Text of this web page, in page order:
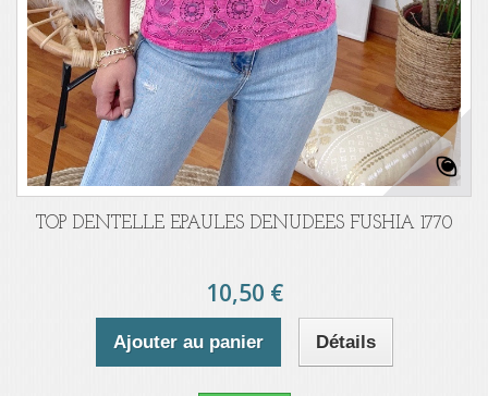
TOP DENTELLE EPAULES DENUDEES FUSHIA 1770
10,50 €
Ajouter au panier Détails